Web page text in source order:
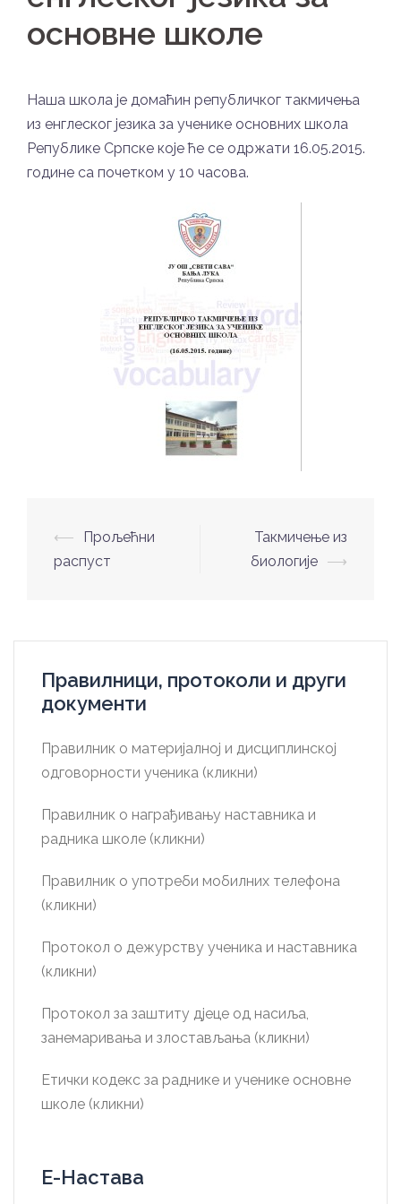
основне школе
Наша школа је домаћин републичког такмичења
из енглеског језика за ученике основних школа
Републике Српске које ће се одржати 16.05.2015.
године са почетком у 10 часова.
Post
navigation
⟵
Прољећни
распуст
Такмичење из
биологије ⟶
Правилници, протоколи и други
документи
Правилник о материјалној и дисциплинској
одговорности ученика (кликни)
Правилник о награђивању наставника и
радника школе (кликни)
Правилник о употреби мобилних телефона
(кликни)
Протокол о дежурству ученика и наставника
(кликни)
Протокол за заштиту дјеце од насиља,
занемаривања и злостављања (кликни)
Етички кодекс за раднике и ученике основне
школе (кликни)
Е-Настава